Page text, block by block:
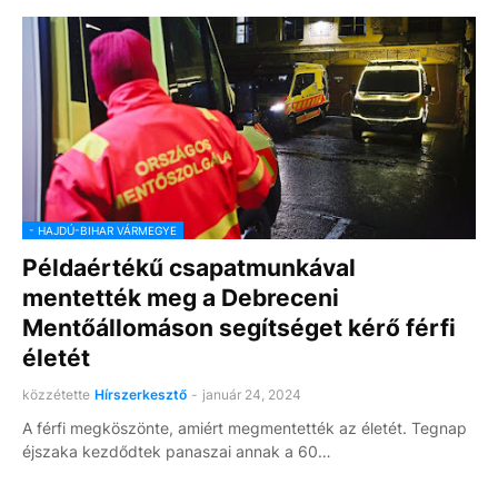
- HAJDÚ-BIHAR VÁRMEGYE
Példaértékű csapatmunkával
mentették meg a Debreceni
Mentőállomáson segítséget kérő férfi
életét
közzétette Hírszerkesztő - január 24, 2024
A férfi megköszönte, amiért megmentették az életét. Tegnap
éjszaka kezdődtek panaszai annak a 60…